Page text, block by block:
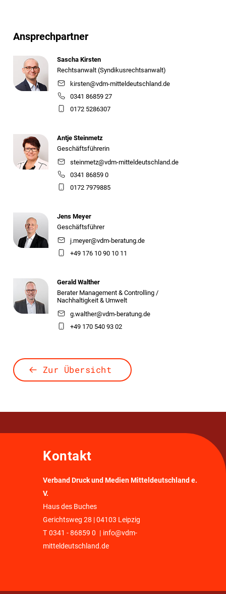
Ansprechpartner
Sascha Kirsten
Rechtsanwalt (Syndikusrechtsanwalt)
kirsten@vdm-mitteldeutschland.de
0341 86859 27
0172 5286307
Antje Steinmetz
Geschäftsführerin
steinmetz@vdm-mitteldeutschland.de
0341 86859 0
0172 7979885
Jens Meyer
Geschäftsführer
j.meyer@vdm-beratung.de
+49 176 10 90 10 11
Gerald Walther
Berater Management & Controlling /
Nachhaltigkeit & Umwelt
g.walther@vdm-beratung.de
+49 170 540 93 02
Zur Übersicht
Kontakt
Verband Druck und Medien Mitteldeutschland e.
V.
Haus des Buches
Gerichtsweg 28 | 04103 Leipzig
T 0341 - 86859 0 | info@vdm-
mitteldeutschland.de